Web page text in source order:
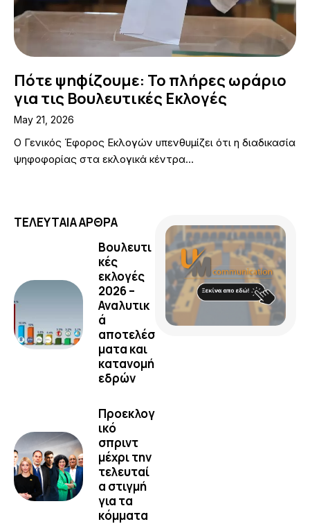
Πότε ψηφίζουμε: Το πλήρες ωράριο
για τις Βουλευτικές Εκλογές
May 21, 2026
Ο Γενικός Έφορος Εκλογών υπενθυμίζει ότι η διαδικασία
ψηφοφορίας στα εκλογικά κέντρα…
ΤΕΛΕΥΤΑΙΑ ΑΡΘΡΑ
Βουλευτι
κές
εκλογές
2026 –
Αναλυτικ
ά
αποτελέσ
ματα και
κατανομή
εδρών
Προεκλογ
ικό
σπριντ
μέχρι την
τελευταί
α στιγμή
για τα
κόμματα